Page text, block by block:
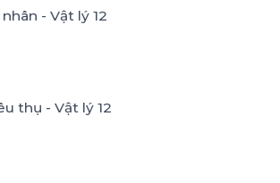
- Vật lý 12
thụ - Vật lý 12